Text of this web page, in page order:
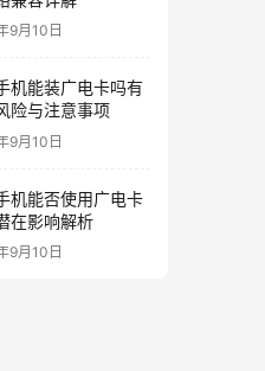
9月10日
机能装广电卡吗有
险与注意事项
9月10日
机能否使用广电卡
在影响解析
9月10日